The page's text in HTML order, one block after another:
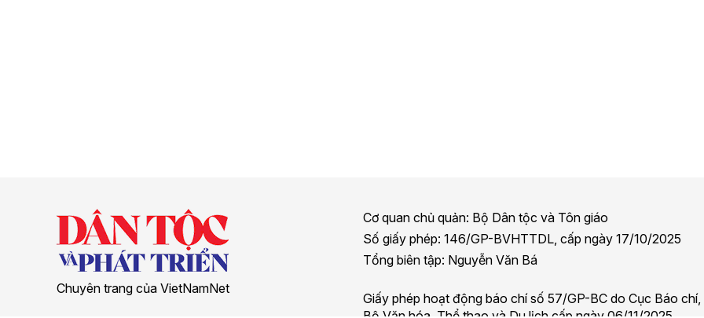
Chuyên trang của VietNamNet
Cơ quan chủ quản: Bộ Dân tộc và Tôn giáo
Số giấy phép: 146/GP-BVHTTDL, cấp ngày 17/10/2025
Tổng biên tập: Nguyễn Văn Bá
Giấy phép hoạt động báo chí số 57/GP-BC do Cục Báo chí,